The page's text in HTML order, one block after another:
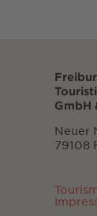
GmbH
Neuer
79108